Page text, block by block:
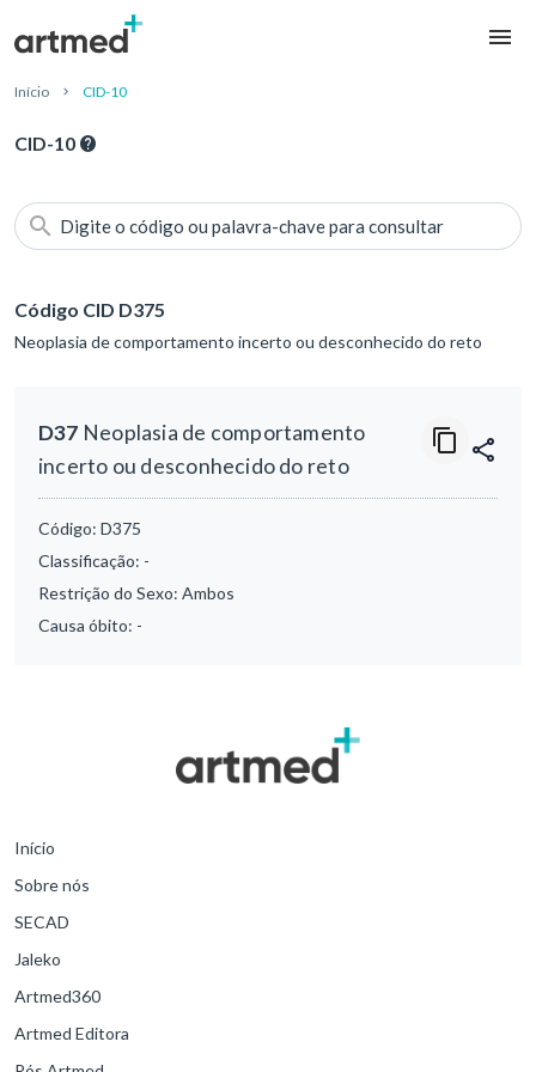
Início CID-10
CID-10
Digite o código ou palavra-chave para consultar
Código CID D375
Neoplasia de comportamento incerto ou desconhecido do reto
D37 Neoplasia de comportamento
incerto ou desconhecido do reto
Código: D375
Classificação: -
Restrição do Sexo: Ambos
Causa óbito: -
Início
Sobre nós
SECAD
Jaleko
Artmed360
Artmed Editora